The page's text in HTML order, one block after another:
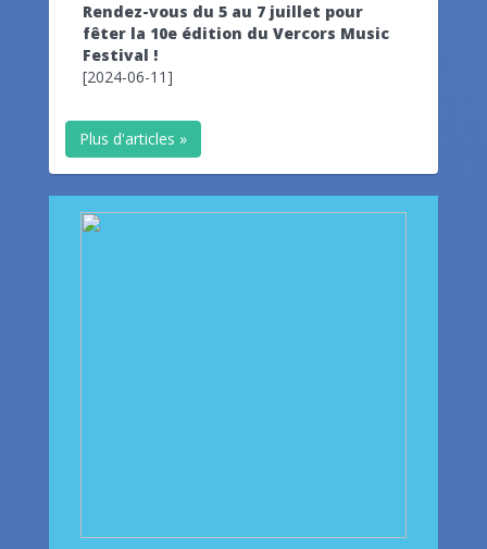
Rendez-vous du 5 au 7 juillet pour
fêter la 10e édition du Vercors Music
Festival !
[2024-06-11]
Plus d'articles »